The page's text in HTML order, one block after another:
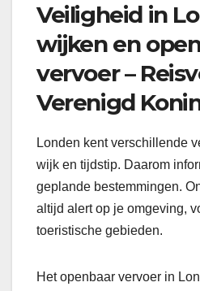
Veiligheid in
wijken en
vervoer –
Verenigd
Londen kent verschillende
wijk en tijdstip. Daarom
geplande bestemmingen.
altijd alert op je omgeving,
toeristische gebieden.
Het openbaar vervoer in